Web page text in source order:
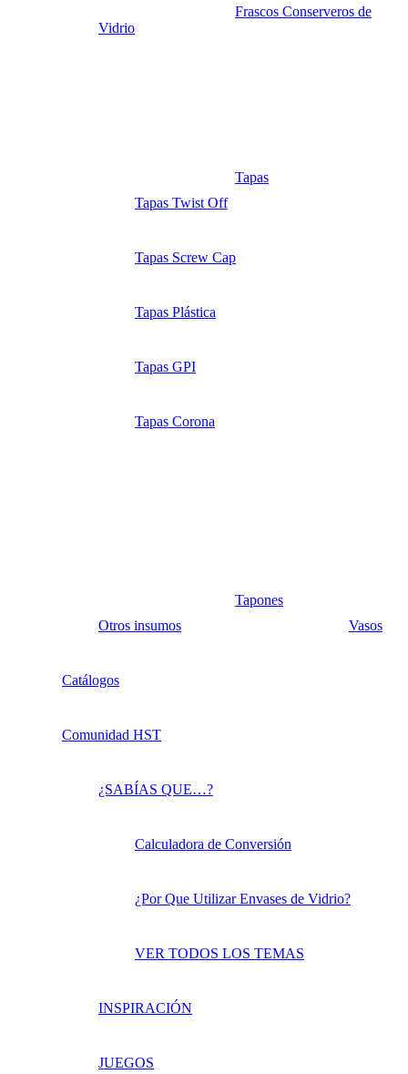
Frascos Conserveros de
Vidrio
Tapas
Tapas Twist Off
Tapas Screw Cap
Tapas Plástica
Tapas GPI
Tapas Corona
Tapones
Otros insumos
Vasos
Catálogos
Comunidad HST
¿SABÍAS QUE…?
Calculadora de Conversión
¿Por Que Utilizar Envases de Vidrio?
VER TODOS LOS TEMAS
INSPIRACIÓN
JUEGOS